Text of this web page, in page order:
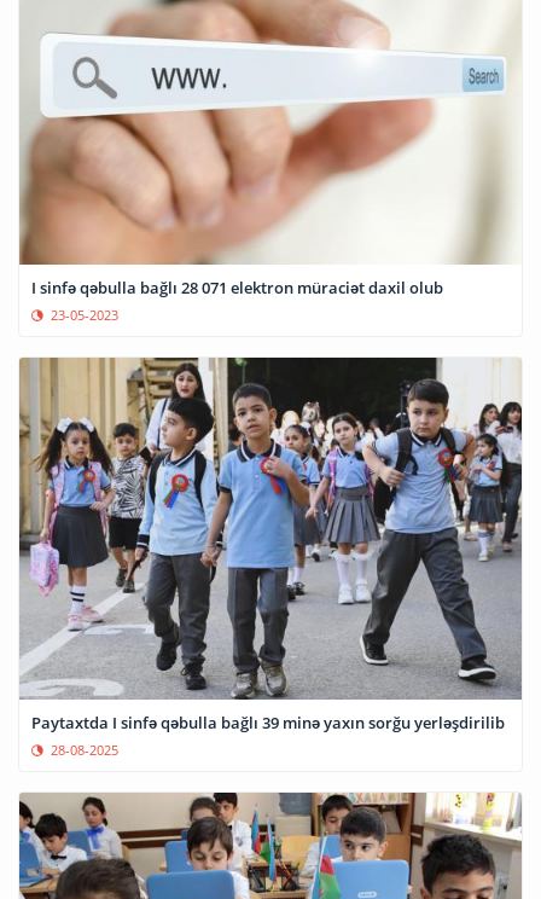
I sinfə qəbulla bağlı 28 071 elektron müraciət daxil olub
23-05-2023
Paytaxtda I sinfə qəbulla bağlı 39 minə yaxın sorğu yerləşdirilib
28-08-2025